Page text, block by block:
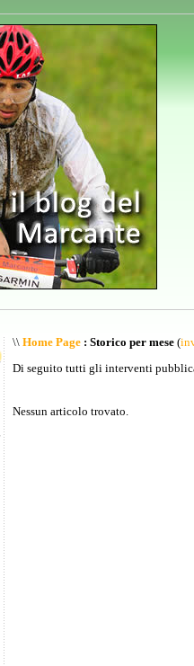
\\ Home Page : Storico per mese (
Di seguito tutti gli interventi
Nessun articolo trovato.